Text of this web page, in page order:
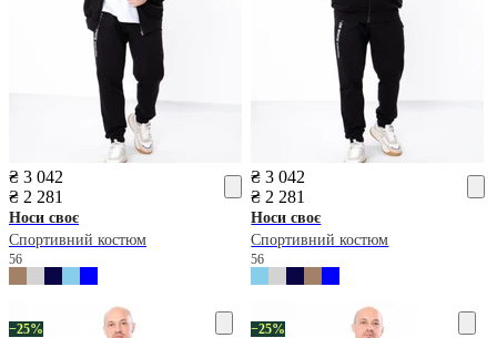
₴ 3 042
₴ 2 281
Носи своє
Спортивний костюм
56
₴ 3 042
₴ 2 281
Носи своє
Спортивний костюм
56
−25% −25%